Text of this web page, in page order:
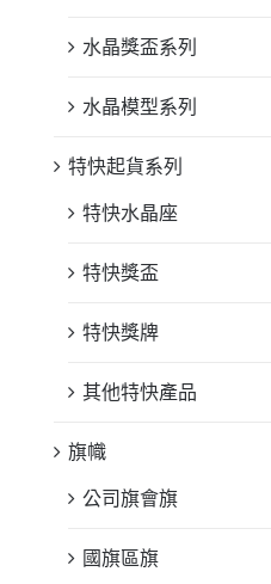
水晶獎盃系列
水晶模型系列
特快起貨系列
特快水晶座
特快獎盃
特快獎牌
其他特快產品
旗幟
公司旗會旗
國旗區旗